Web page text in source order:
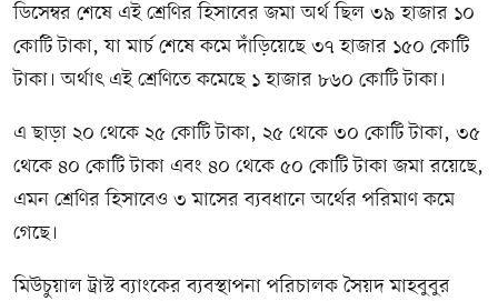
ডিসেম্বর শেষে এই শ্রেণির হিসাবের জমা অর্থ ছিল ৩৯ হাজার ১০
কোটি টাকা, যা মার্চ শেষে কমে দাঁড়িয়েছে ৩৭ হাজার ১৫০ কোটি
টাকা। অর্থাৎ এই শ্রেণিতে কমেছে ১ হাজার ৮৬০ কোটি টাকা।
এ ছাড়া ২০ থেকে ২৫ কোটি টাকা, ২৫ থেকে ৩০ কোটি টাকা, ৩৫
থেকে ৪০ কোটি টাকা এবং ৪০ থেকে ৫০ কোটি টাকা জমা রয়েছে,
এমন শ্রেণির হিসাবেও ৩ মাসের ব্যবধানে অর্থের পরিমাণ কমে
গেছে।
মিউচুয়াল ট্রাস্ট ব্যাংকের ব্যবস্থাপনা পরিচালক সৈয়দ মাহবুবুর